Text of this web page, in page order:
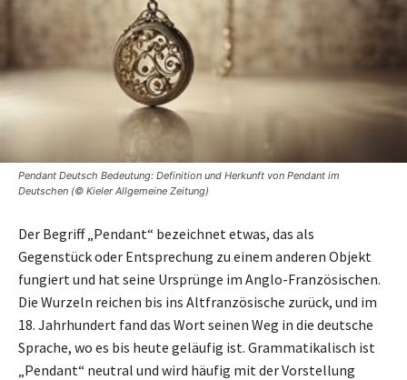
Pendant Deutsch Bedeutung: Definition und Herkunft von Pendant im
Deutschen (© Kieler Allgemeine Zeitung)
Der Begriff „Pendant“ bezeichnet etwas, das als
Gegenstück oder Entsprechung zu einem anderen Objekt
fungiert und hat seine Ursprünge im Anglo-Französischen.
Die Wurzeln reichen bis ins Altfranzösische zurück, und im
18. Jahrhundert fand das Wort seinen Weg in die deutsche
Sprache, wo es bis heute geläufig ist. Grammatikalisch ist
„Pendant“ neutral und wird häufig mit der Vorstellung